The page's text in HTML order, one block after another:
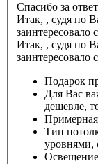
Спасибо за
Итак, , судя по
заинтересовало
Итак, , судя по
заинтересовало
Подарок
Для Вас
дешевле,
Тип
уровнями,